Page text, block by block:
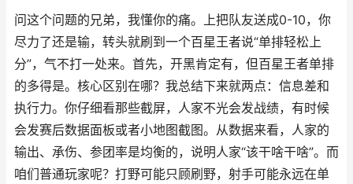
问这个问题的兄弟，我懂你的痛。上把队友送成0-10，你
尽力了还是输，转头就刷到一个百星王者说“单排轻松上
分”，气不打一处来。首先，开黑肯定有，但百星王者单排
的多得是。核心区别在哪？我总结下来就两点：信息差和
执行力。你仔细看那些截屏，人家不光会发战绩，有时候
会发赛后数据面板或者小地图截图。从数据来看，人家的
输出、承伤、参团率是均衡的，说明人家“该干啥干啥”。而
咱们普通玩家呢？打野可能只顾刷野，射手可能永远在单